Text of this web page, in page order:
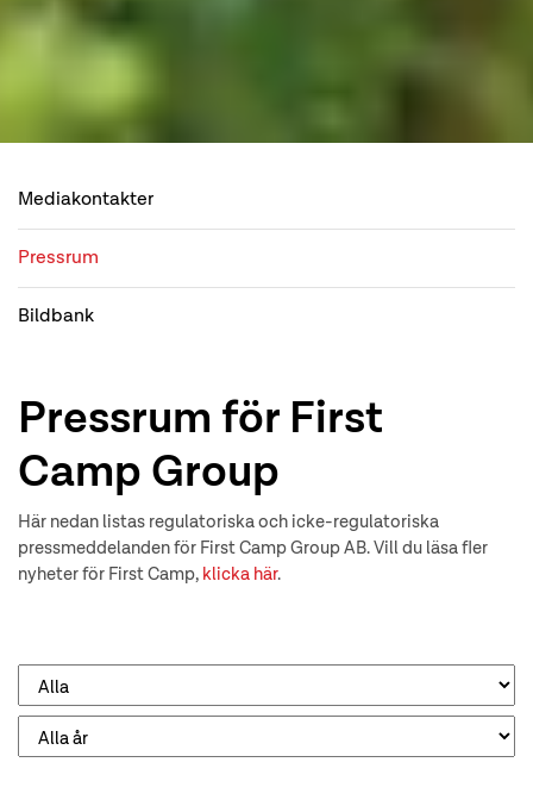
Mediakontakter
Pressrum
Bildbank
Pressrum för First
Camp Group
Här nedan listas regulatoriska och icke-regulatoriska
pressmeddelanden för First Camp Group AB. Vill du läsa fler
nyheter för First Camp, klicka här.